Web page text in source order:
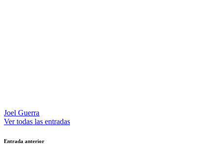
Joel Guerra
Ver todas las entradas
Entrada anterior